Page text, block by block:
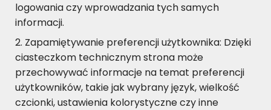
logowania czy wprowadzania tych samych
informacji.
Zapamiętywanie preferencji użytkownika: Dzięki
ciasteczkom technicznym strona może
przechowywać informacje na temat preferencji
użytkowników, takie jak wybrany język, wielkość
czcionki, ustawienia kolorystyczne czy inne